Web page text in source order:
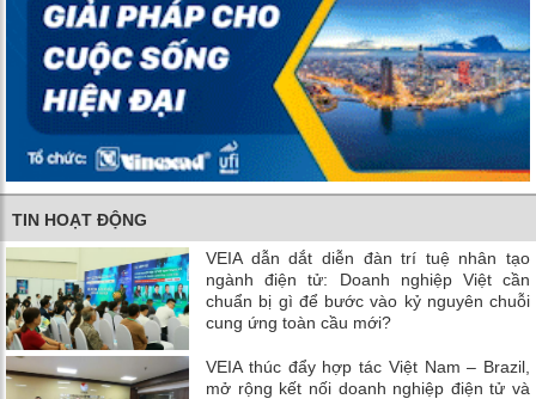
TIN HOẠT ĐỘNG
VEIA dẫn dắt diễn đàn trí tuệ nhân tạo
ngành điện tử: Doanh nghiệp Việt cần
chuẩn bị gì để bước vào kỷ nguyên chuỗi
cung ứng toàn cầu mới?
VEIA thúc đẩy hợp tác Việt Nam – Brazil,
mở rộng kết nối doanh nghiệp điện tử và